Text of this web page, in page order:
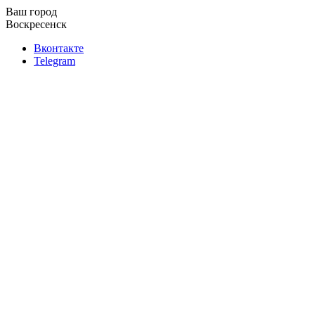
Ваш город
Воскресенск
Вконтакте
Telegram